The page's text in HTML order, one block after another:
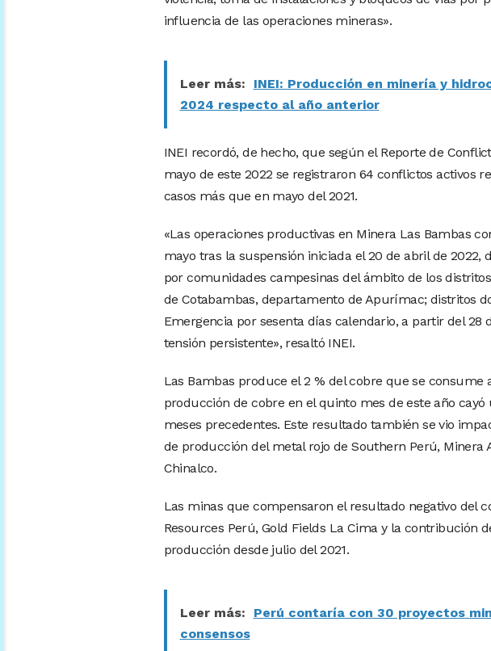
influencia de las operaciones mineras».
Leer más:
INEI: Producción en minería y
2024 respecto al año anterior
INEI recordó, de hecho, que según el Reporte de
mayo de este 2022 se registraron 64 conflictos activos
casos más que en mayo del 2021.
«Las operaciones productivas en Minera Las Bambas
mayo tras la suspensión iniciada el 20 de abril de
por comunidades campesinas del ámbito de los
de Cotabambas, departamento de Apurímac; distritos
Emergencia por sesenta días calendario, a partir del 28
tensión persistente», resaltó INEI.
Las Bambas produce el 2 % del cobre que se consume
producción de cobre en el quinto mes de este año
meses precedentes. Este resultado también se vio
de producción del metal rojo de Southern Perú, Minera
Chinalco.
Las minas que compensaron el resultado negativo del
Resources Perú, Gold Fields La Cima y la contribución
producción desde julio del 2021.
Leer más:
Perú contaría con 30 proyectos
consensos